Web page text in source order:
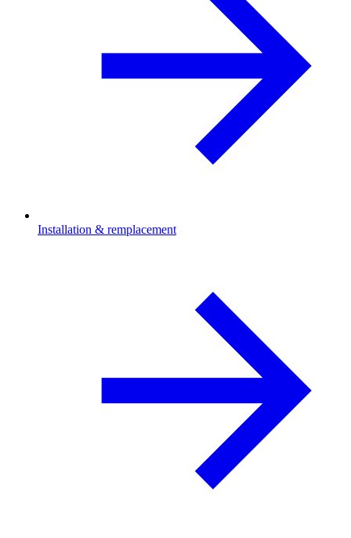
Installation & remplacement